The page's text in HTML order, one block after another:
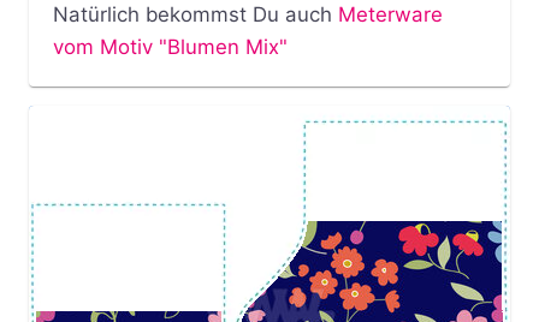
Natürlich bekommst Du auch Meterware
vom Motiv "Blumen Mix"